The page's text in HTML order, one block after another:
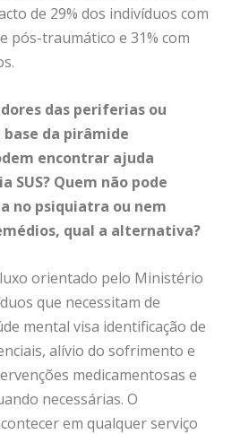
de 29% dos indivíduos com
pós-traumático e 31% com
das periferias ou
da pirâmide
encontrar ajuda
SUS? Quem não pode
no psiquiatra ou nem
qual a alternativa?
orientado pelo Ministério
que necessitam de
mental visa identificação de
alívio do sofrimento e
medicamentosas e
necessárias. O
em qualquer serviço